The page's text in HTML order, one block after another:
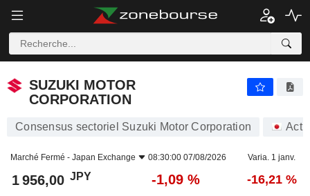
SUZUKI MOTOR
CORPORATION
Consensus sectoriel Suzuki Motor Corporation
Marché Fermé - Japan Exchange 08:30:00 07/08/2026 Varia. 1 janv.
1 956,00 JPY -1,09 % -16,21 %